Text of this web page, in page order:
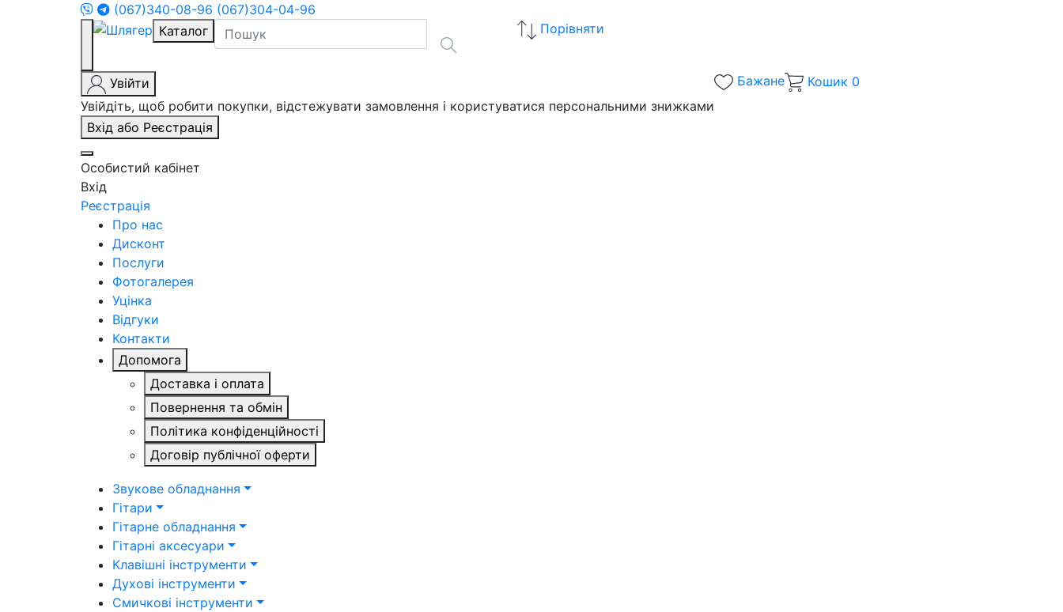
(067)340-08-96 (067)304-04-96
Каталог
Порівняти
Увійти
Увійдіть, щоб робити покупки, відстежувати замовлення і користуватися персональними знижками
Вхід або Реєстрація
Особистий кабінет
Вхід
Реєстрація
Бажане Кошик 0
Про нас
Дисконт
Послуги
Фотогалерея
Уцінка
Відгуки
Контакти
Допомога
Доставка і оплата
Повернення та обмін
Політика конфіденційності
Договір публічної оферти
Звукове обладнання
Гітари
Гітарне обладнання
Гітарні аксесуари
Клавішні інструменти
Духові інструменти
Смичкові інструменти